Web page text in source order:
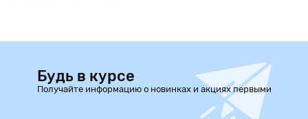
Будь в курсе
Получайте информацию о новинках и акциях первыми